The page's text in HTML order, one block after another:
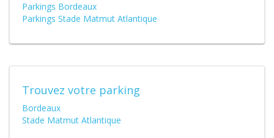
Parkings Bordeaux
Parkings Stade Matmut Atlantique
Trouvez votre parking
Bordeaux
Stade Matmut Atlantique